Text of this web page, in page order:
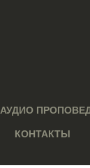
АУДИО
КОНТАКТЫ